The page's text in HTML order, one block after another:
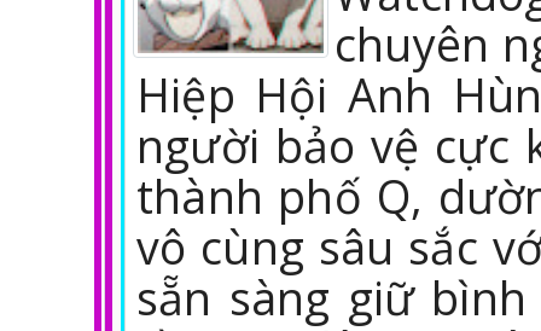
chuyên
Hiệp Hội Anh
người bảo vệ cực
thành phố Q,
vô cùng sâu sắc
sẵn sàng giữ